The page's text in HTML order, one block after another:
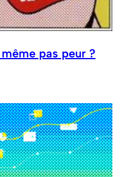
pas peur ?